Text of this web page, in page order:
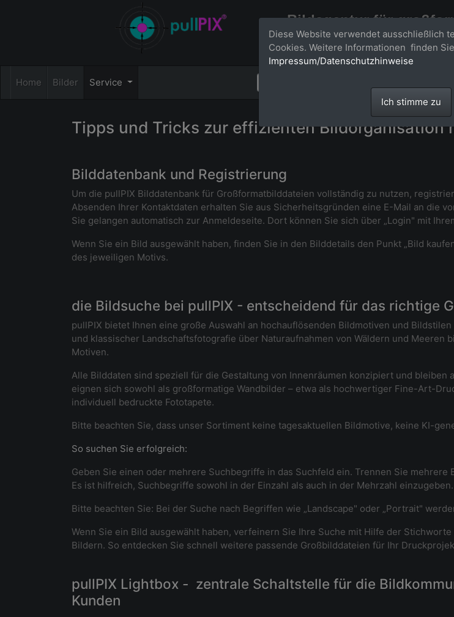
Bildagentur für
Großformatige Bilder - über 100 Meter große
Home Bilder Service
Tipps und Tricks zur effizienten Bildorganisation
Bilddatenbank und Registrierung
Um die pullPIX Bilddatenbank für Großformatbilddateien vollständig zu nutzen,
Absenden Ihrer Kontaktdaten erhalten Sie aus Sicherheitsgründen eine E-Mail an die
Sie gelangen automatisch zur Anmeldeseite. Dort können Sie sich über „Login" mit
Wenn Sie ein Bild ausgewählt haben, finden Sie in den Bilddetails den Punkt „Bild
des jeweiligen Motivs.
die Bildsuche bei pullPIX - entscheidend für das richtige
pullPIX bietet Ihnen eine große Auswahl an hochauflösenden Bildmotiven und
und klassischer Landschaftsfotografie über Naturaufnahmen von Wäldern und Meeren
Motiven.
Alle Bilddaten sind speziell für die Gestaltung von Innenräumen konzipiert und bleiben
eignen sich sowohl als großformatige Wandbilder – etwa als hochwertiger Fine-Art-
individuell bedruckte Fototapete.
Bitte beachten Sie, dass unser Sortiment keine tagesaktuellen Bildmotive, keine KI-
So suchen Sie erfolgreich:
Geben Sie einen oder mehrere Suchbegriffe in das Suchfeld ein. Trennen Sie
Es ist hilfreich, Suchbegriffe sowohl in der Einzahl als auch in der Mehrzahl einzugeben.
Bitte beachten Sie: Bei der Suche nach Begriffen wie „Landscape" oder „Portrait"
Wenn Sie ein Bild ausgewählt haben, verfeinern Sie Ihre Suche mit Hilfe der
Bildern. So entdecken Sie schnell weitere passende Großbilddateien für Ihr
pullPIX Lightbox - zentrale Schaltstelle für die
Kunden
Diese Website verwendet ausschließlich
Cookies. Weitere Informationen finden
Impressum/Datenschutzhinweise
Ich stimme zu